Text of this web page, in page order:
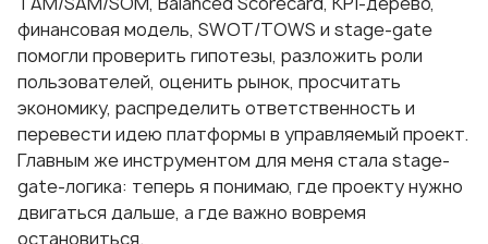
финансовая модель, SWOT/TOWS и stage-gate
помогли проверить гипотезы, разложить роли
пользователей, оценить рынок, просчитать
экономику, распределить ответственность и
перевести идею платформы в управляемый проект.
Главным же инструментом для меня стала stage-
gate-логика: теперь я понимаю, где проекту нужно
двигаться дальше, а где важно вовремя
остановиться.